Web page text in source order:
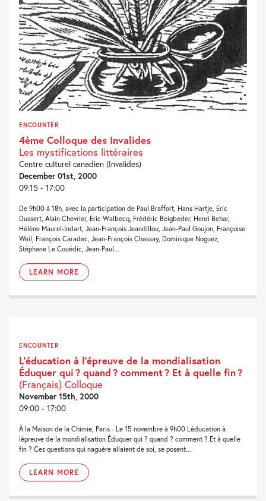
ENCOUNTER
4ème Colloque des Invalides
Les mystifications littéraires
Centre culturel canadien (Invalides)
December 01st, 2000
09:15 - 17:00
De 9h00 à 18h, avec la participation de Paul Braffort, Hans Hartje, Eric
Dussert, Alain Chevrier, Eric Walbecq, Frédéric Beigbeder, Henri Behar,
Hélène Maurel-Indart, Jean-François Jeandillou, Jean-Paul Goujon, Françoise
Weil, François Caradec, Jean-François Chassay, Dominique Noguez,
Stéphane Le Couëdic, Jean-Paul...
LEARN MORE
ENCOUNTER
L’éducation à l’épreuve de la mondialisation
Éduquer qui ? quand ? comment ? Et à quelle fin ?
(Français) Colloque
November 15th, 2000
09:00 - 17:00
À la Maison de la Chimie, Paris - Le 15 novembre à 9h00 Léducation à
lépreuve de la mondialisation Éduquer qui ? quand ? comment ? Et à quelle
fin ? Ces questions qui naguère allaient de soi, se posent...
LEARN MORE